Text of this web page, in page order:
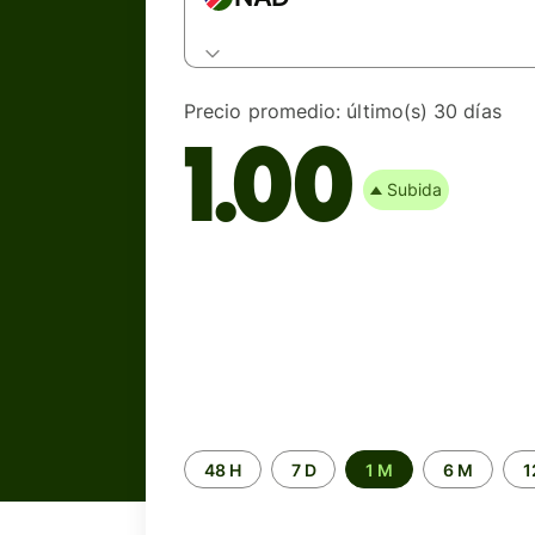
Precio promedio: último(s) 30 días
1.00 Subida
Periodo
de
48 H 7 D 1 M 6 M